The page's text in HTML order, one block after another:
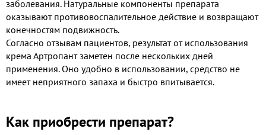
заболевания. Натуральные компоненты препарата
оказывают противовоспалительное действие и возвращают
конечностям подвижность.
Согласно отзывам пациентов, результат от использования
крема Артропант заметен после нескольких дней
применения. Оно удобно в использовании, средство не
имеет неприятного запаха и быстро впитывается.
Как приобрести препарат?